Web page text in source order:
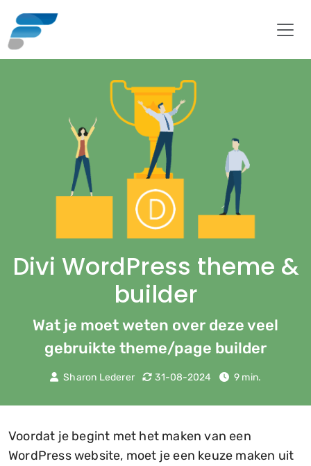
Divi WordPress theme &
builder
Wat je moet weten over deze veel
gebruikte theme/page builder
Sharon Lederer 31-08-2024 9 min.
Voordat je begint met het maken van een
WordPress website, moet je een keuze maken uit